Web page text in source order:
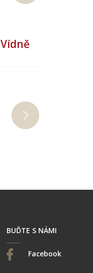
BUĎTE S NÁMI
Facebook